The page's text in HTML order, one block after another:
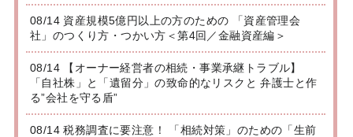
08/14 資産規模5億円以上の方のための 「資産管理会
社」のつくり方・つかい方＜第4回／金融資産編＞
08/14 【オーナー経営者の相続・事業承継トラブル】
「自社株」と「遺留分」の致命的なリスクと 弁護士と作
る”会社を守る盾”
08/14 税務調査に要注意！ 「相続対策」のための「生前